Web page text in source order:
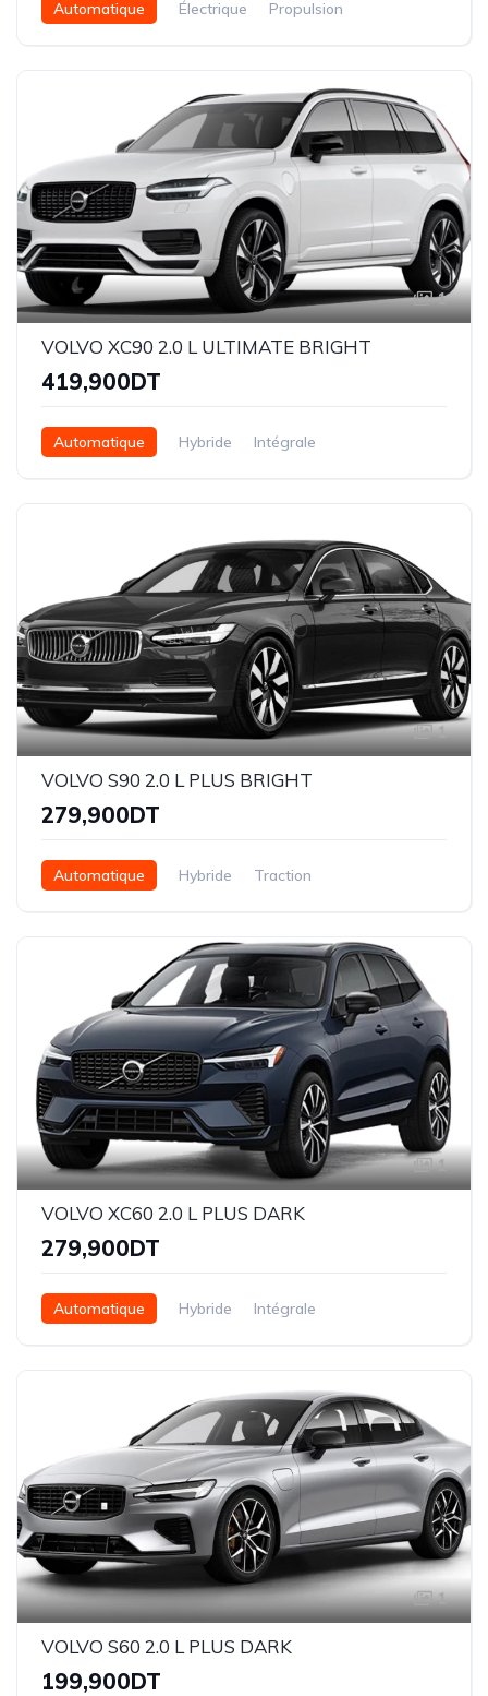
Automatique Électrique Propulsion
1
VOLVO XC90 2.0 L ULTIMATE BRIGHT
419,900DT
Automatique Hybride Intégrale
1
VOLVO S90 2.0 L PLUS BRIGHT
279,900DT
Automatique Hybride Traction
1
VOLVO XC60 2.0 L PLUS DARK
279,900DT
Automatique Hybride Intégrale
1
VOLVO S60 2.0 L PLUS DARK
199,900DT